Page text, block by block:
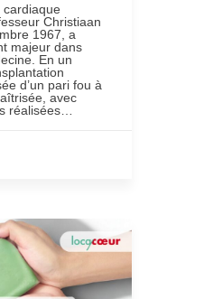
cardiaque
Christiaan
1967, a
majeur dans
En un
d’un pari fou à
avec
réalisées…